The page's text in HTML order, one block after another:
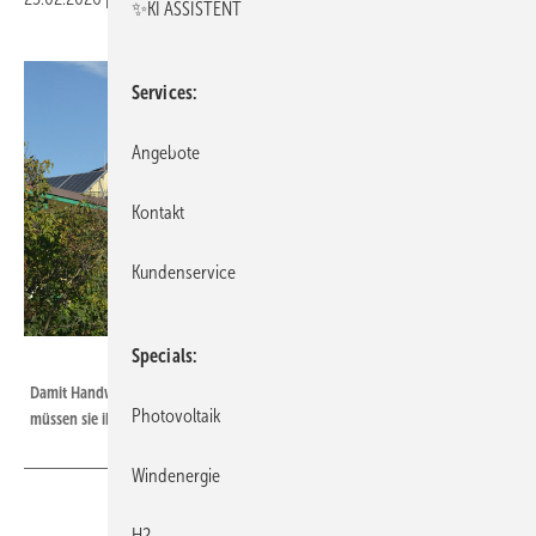
Damit Handwerksbetriebe wieder mehr Aufträge generieren können,
müssen sie ihre Verkaufsstrategien anpassen.
✨KI ASSISTENT
Services
Angebote
Kontakt
Kundenservice
Specials
Photovoltaik
Windenergie